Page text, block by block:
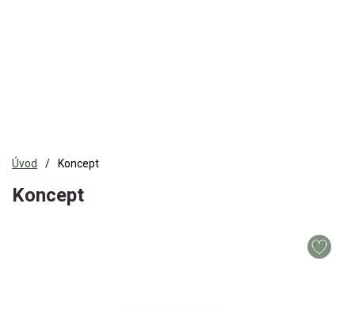
Úvod Koncept
Koncept